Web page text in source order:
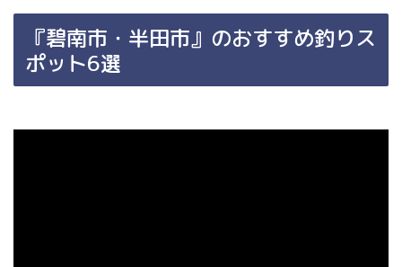
『碧南市・半田市』のおすすめ釣りス
ポット6選